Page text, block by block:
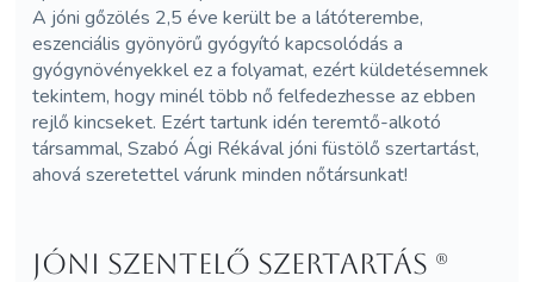
A jóni gőzölés 2,5 éve került be a látóterembe,
eszenciális gyönyörű gyógyító kapcsolódás a
gyógynövényekkel ez a folyamat, ezért küldetésemnek
tekintem, hogy minél több nő felfedezhesse az ebben
rejlő kincseket. Ezért tartunk idén teremtő-alkotó
társammal, Szabó Ági Rékával jóni füstölő szertartást,
ahová szeretettel várunk minden nőtársunkat!
Jóni szentelő szertartás (R)